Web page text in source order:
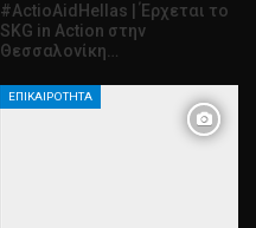
#ActioAidHellas | Έρχεται το
SKG in Action στην
Θεσσαλονίκη…
ΕΠΙΚΑΙΡΌΤΗΤΑ